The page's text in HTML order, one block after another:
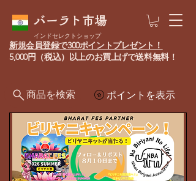
バーラト市場
ポイントを表示
新規会員登録で300ポイントプレゼント！
5,000円（税込）以上のお買上げで送料無料！
インドセレクトショップ
商品を検索